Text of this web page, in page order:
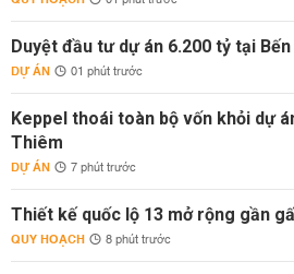
Duyệt đầu tư dự án 6.200 tỷ tại
DỰ ÁN 01 phút trước
Keppel thoái toàn bộ vốn khỏi dự
Thiêm
DỰ ÁN 7 phút trước
Thiết kế quốc lộ 13 mở rộng gần
QUY HOẠCH 8 phút trước